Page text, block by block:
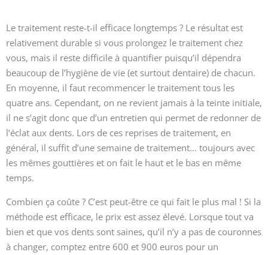
Le traitement reste-t-il efficace longtemps ? Le résultat est
relativement durable si vous prolongez le traitement chez
vous, mais il reste difficile à quantifier puisqu’il dépendra
beaucoup de l’hygiène de vie (et surtout dentaire) de chacun.
En moyenne, il faut recommencer le traitement tous les
quatre ans. Cependant, on ne revient jamais à la teinte initiale,
il ne s’agit donc que d’un entretien qui permet de redonner de
l’éclat aux dents. Lors de ces reprises de traitement, en
général, il suffit d’une semaine de traitement… toujours avec
les mêmes gouttières et on fait le haut et le bas en même
temps.
Combien ça coûte ? C’est peut-être ce qui fait le plus mal ! Si la
méthode est efficace, le prix est assez élevé. Lorsque tout va
bien et que vos dents sont saines, qu’il n’y a pas de couronnes
à changer, comptez entre 600 et 900 euros pour un